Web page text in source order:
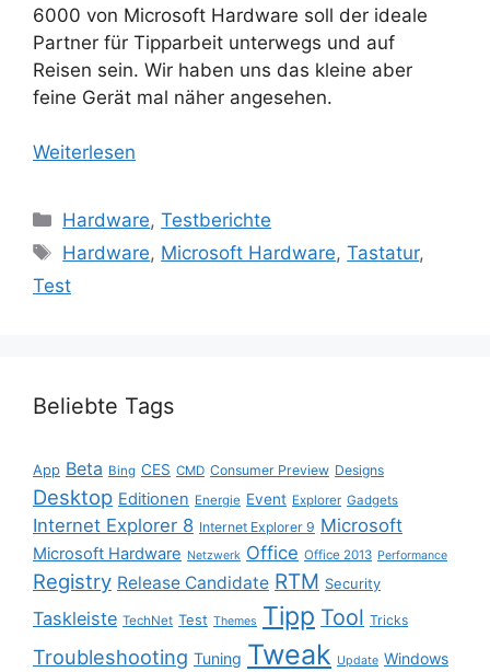
6000 von Microsoft Hardware soll der ideale
Partner für Tipparbeit unterwegs und auf
Reisen sein. Wir haben uns das kleine aber
feine Gerät mal näher angesehen.
Weiterlesen
Kategorien
Hardware,Testberichte
Schlagwörter
Hardware, Microsoft Hardware,Tastatur,
Test
Beliebte Tags
App Beta Bing CES CMD Consumer Preview Designs
Desktop Editionen Energie Event Explorer Gadgets
Internet Explorer 8 Internet Explorer 9 Microsoft
Microsoft Hardware Netzwerk Office Office 2013 Performance
Registry Release Candidate RTM Security
Taskleiste TechNet Test Themes Tipp Tool Tricks
Troubleshooting Tuning Tweak Update Windows